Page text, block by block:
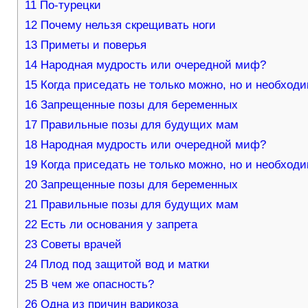
11По-турецки
12Почему нельзя скрещивать ноги
13Приметы и поверья
14Народная мудрость или очередной миф?
15Когда приседать не только можно, но и
16Запрещенные позы для беременных
17Правильные позы для будущих мам
18Народная мудрость или очередной миф?
19Когда приседать не только можно, но и
20Запрещенные позы для беременных
21Правильные позы для будущих мам
22Есть ли основания у запрета
23Советы врачей
24Плод под защитой вод и матки
25В чем же опасность?
26Одна из причин варикоза